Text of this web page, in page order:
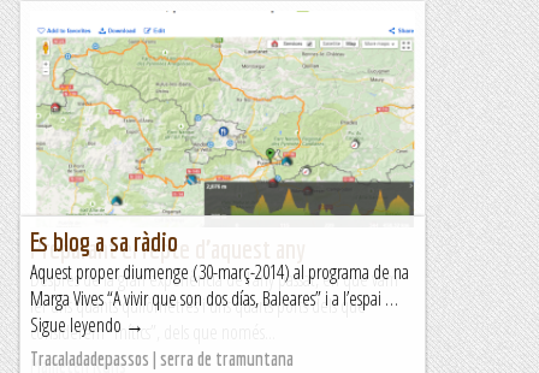
Preparant el repte d’aquest any
Desprès de la gran experiència de l’any passat, en que vam
fer uns quants quilòmetres i uns quarts ports dels que
considerem “mítics”, dels que només...
Malfieten Runs
Es blog a sa ràdio
Aquest proper diumenge (30-març-2014) al programa de na
Marga Vives “A vivir que son dos días, Baleares” i a l’espai …
Sigue leyendo →
Tracaladadepassos | serra de tramuntana